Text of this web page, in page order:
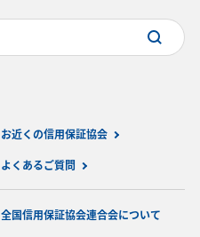
お近くの信用保証協会
よくあるご質問
全国信用保証協会連合会について